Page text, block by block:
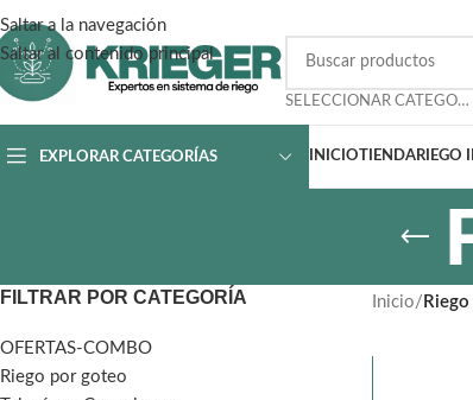
Saltar a la navegación
Saltar al contenido principal
SELECCIONAR CATEGORÍA
EXPLORAR CATEGORÍAS INICIOTIENDARIEGO
FILTRAR POR CATEGORÍA
OFERTAS-COMBO
Riego por goteo
Inicio/